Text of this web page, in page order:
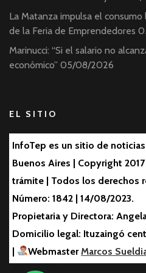
La Matanza impulsa el
de la Feria de Emprendedores
Marinucci: “Si el salario no
económico” 05/08/2026
EL SITIO
InfoTep es un sitio de
Buenos Aires | Copyright
trámite | Todos los derechos
Número: 1842 | 14/08/2023.
Propietaria y Directora:
Domicilio legal: Ituzaingó
|
Webmaster Marcos